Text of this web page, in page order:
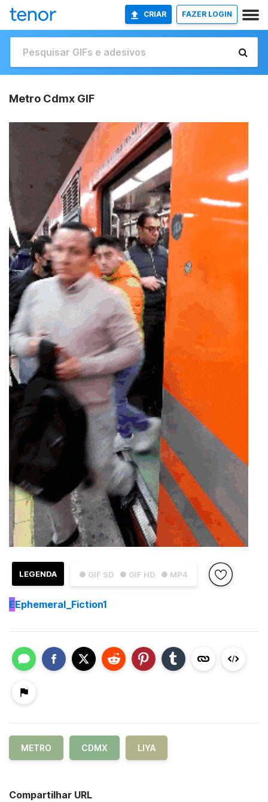
CRIAR FAZER LOGIN
Metro Cdmx GIF
● GIF SD ● GIF HD ● MP4
LEGENDA
EEphemeral_Fiction1
METRO CDMX LIYA
Compartilhar URL